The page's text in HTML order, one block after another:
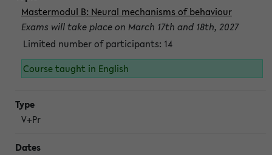
Mastermodul B: Neural mechanisms of behaviour
Exams will take place on March 17th and 18th, 2027
Limited number of participants: 14
Course taught in English
V+Pr